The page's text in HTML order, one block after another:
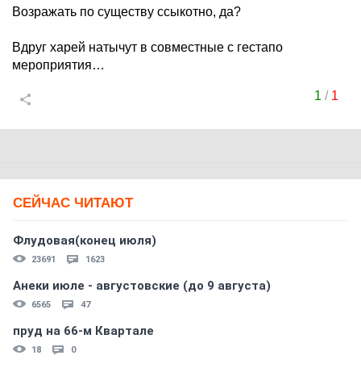
Возражать по существу ссыкотно, да?
Вдруг харей натычут в совместные с гестапо
мероприятия…
1 / 1
СЕЙЧАС ЧИТАЮТ
Флудовая(конец июля)
23691 1623
Анеки июле - августовские (до 9 августа)
6565 47
пруд на 66-м Квартале
18 0